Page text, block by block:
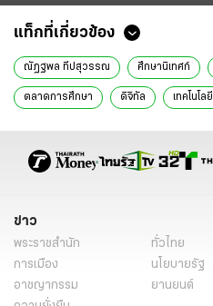
แท็กที่เกี่ยวข้อง
ณัฏฐพล ทีปสุวรรณ ศึกษานิเทศก์
ตลาดการศึกษา ดิจิทัล เทคโนโลยี
ข่าว
พระราชสำนัก ทั่วไทย
การเมือง
นโยบายรัฐ
อาชญากรรม
ยานยนต์